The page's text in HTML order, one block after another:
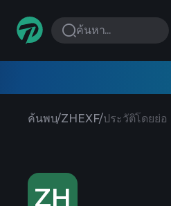
ค้นหา...
ค้นพบ/ZHEXF/ประวัติโดยย่อ
ZH